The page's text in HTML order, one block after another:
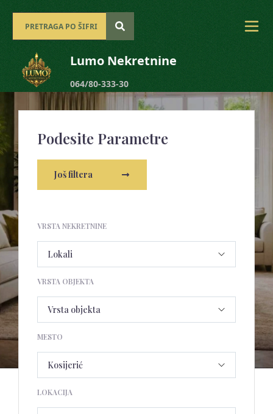
Lumo Nekretnine
064/80-333-30
Podesite Parametre
Još filtera
VRSTA NEKRETNINE
VRSTA OBJEKTA
MESTO
LOKACIJA